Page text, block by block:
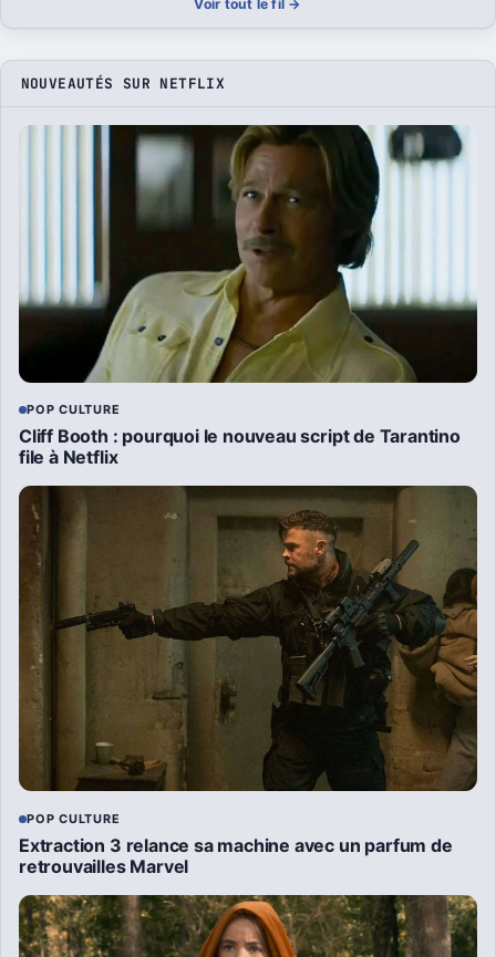
Voir tout le fil →
NOUVEAUTÉS SUR NETFLIX
POP CULTURE
Cliff Booth : pourquoi le nouveau script de Tarantino
file à Netflix
POP CULTURE
Extraction 3 relance sa machine avec un parfum de
retrouvailles Marvel